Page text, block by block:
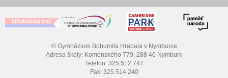
© Gymnázium Bohumila Hrabala v Nymburce
Adresa školy: Komenského 779, 288 40 Nymburk
Telefon: 325 512 747
Fax: 325 514 240